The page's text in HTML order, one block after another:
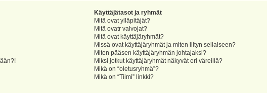
Käyttäjätasot ja ryhmät
Mitä ovat ylläpitäjät?
Mitä ovatr valvojat?
Mitä ovat käyttäjäryhmät?
Missä ovat käyttäjäryhmät ja miten liityn sellaiseen?
Miten pääsen käyttäjäryhmän johtajaksi?
Miksi jotkut käyttäjäryhmät näkyvät eri väreillä?
Mikä on “oletusryhmä”?
Mikä on “Tiimi” linkki?